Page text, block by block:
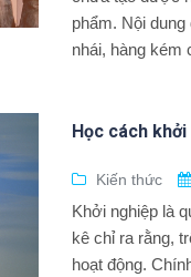
phẩm. Nội
nhái, hàng kém
Học cách
Kiến thức
Khởi nghiệp là
kê chỉ ra rằng,
hoạt động.